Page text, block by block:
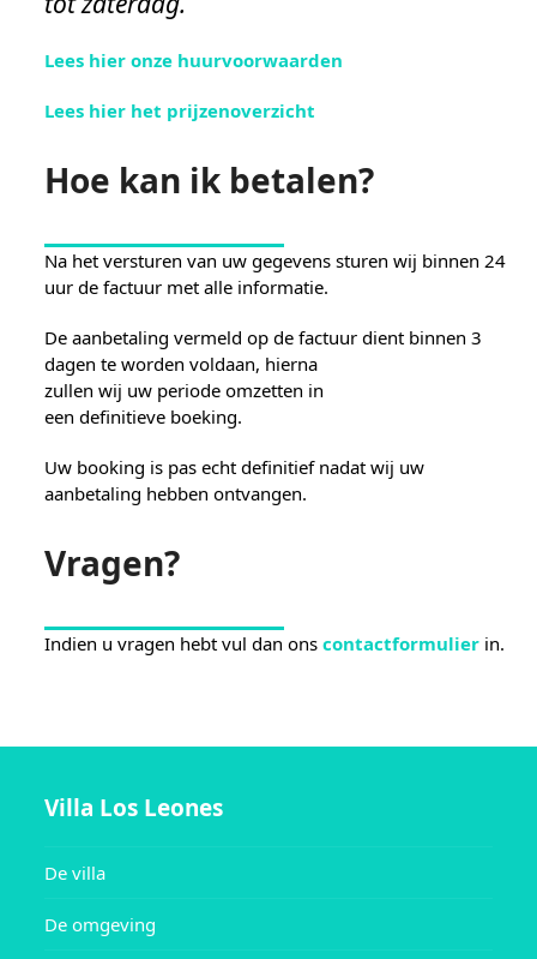
Lees hier onze huurvoorwaarden
Lees hier het prijzenoverzicht
Hoe kan ik betalen?
Na het versturen van uw gegevens sturen wij binnen 24
uur de factuur met alle informatie.
De aanbetaling vermeld op de factuur dient binnen 3
dagen te worden voldaan, hierna
zullen wij uw periode omzetten in
een definitieve boeking.
Uw booking is pas echt definitief nadat wij uw
aanbetaling hebben ontvangen.
Vragen?
Indien u vragen hebt vul dan onscontactformulier in.
Villa Los Leones
De villa
De omgeving